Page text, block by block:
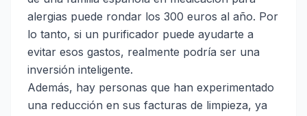
alergias puede rondar los 300 euros al año. Por
lo tanto, si un purificador puede ayudarte a
evitar esos gastos, realmente podría ser una
inversión inteligente.
Además, hay personas que han experimentado
una reducción en sus facturas de limpieza, ya